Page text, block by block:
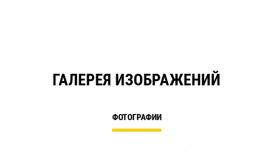
ГАЛЕРЕЯ ИЗОБРАЖЕНИЙ
ФОТОГРАФИИ